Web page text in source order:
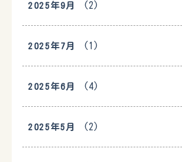
2025年9月 (2)
2025年7月 (1)
2025年6月 (4)
2025年5月 (2)